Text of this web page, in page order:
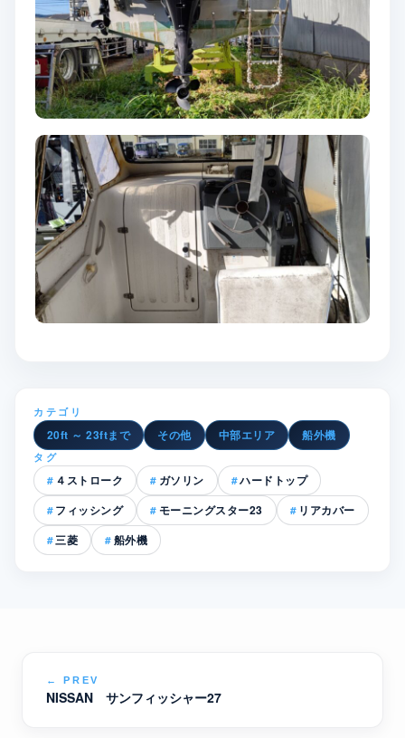
カテゴリ
20ft ～ 23ftまで その他 中部エリア 船外機
タグ
４ストローク ガソリン
ハードトップ
フィッシング
モーニングスター23
リアカバー
三菱
船外機
← PREV
NISSAN サンフィッシャー27